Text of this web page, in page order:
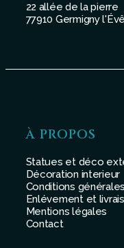
22 allée de la pierre
77910 Germigny
À PROPOS
Statues et déco
Décoration interieur
Conditions
Enlévement et
Mentions légales
Contact